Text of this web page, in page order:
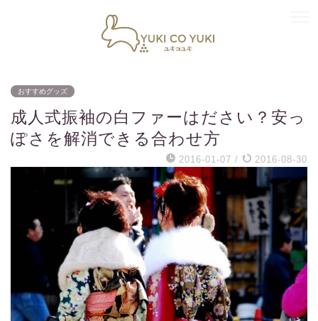
おすすめグッズ
成人式振袖の白ファーはださい？安っ
ぽさを解消できる合わせ方
2016-01-07 / 2016-08-30